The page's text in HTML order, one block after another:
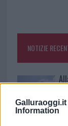
Galluraoggi.it
Information
o
k
NOTIZIE